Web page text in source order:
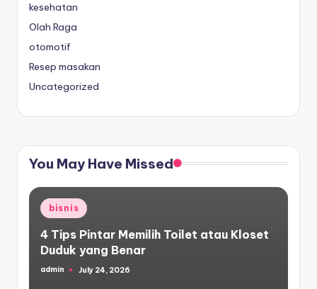
kesehatan
Olah Raga
otomotif
Resep masakan
Uncategorized
You May Have Missed
Posted
in
bisnis
4 Tips Pintar Memilih Toilet atau Kloset
Duduk yang Benar
Posted
admin July 24, 2026